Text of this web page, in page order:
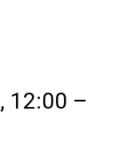
, 12:00 –